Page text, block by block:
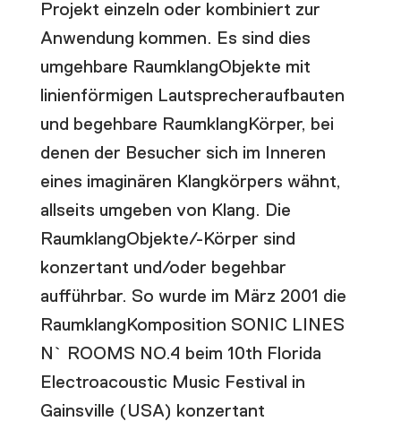
Projekt einzeln oder kombiniert zur
Anwendung kommen. Es sind dies
umgehbare RaumklangObjekte mit
linienförmigen Lautsprecheraufbauten
und begehbare RaumklangKörper, bei
denen der Besucher sich im Inneren
eines imaginären Klangkörpers wähnt,
allseits umgeben von Klang. Die
RaumklangObjekte/-Körper sind
konzertant und/oder begehbar
aufführbar. So wurde im März 2001 die
RaumklangKomposition SONIC LINES
N` ROOMS NO.4 beim 10th Florida
Electroacoustic Music Festival in
Gainsville (USA) konzertant